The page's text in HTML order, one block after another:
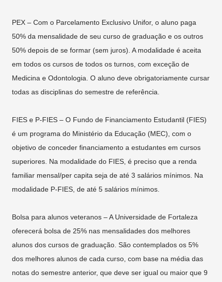
PEX – Com o Parcelamento Exclusivo Unifor, o aluno paga
50% da mensalidade de seu curso de graduação e os outros
50% depois de se formar (sem juros). A modalidade é aceita
em todos os cursos de todos os turnos, com exceção de
Medicina e Odontologia. O aluno deve obrigatoriamente cursar
todas as disciplinas do semestre de referência.
FIES e P-FIES – O Fundo de Financiamento Estudantil (FIES)
é um programa do Ministério da Educação (MEC), com o
objetivo de conceder financiamento a estudantes em cursos
superiores. Na modalidade do FIES, é preciso que a renda
familiar mensal/per capita seja de até 3 salários mínimos. Na
modalidade P-FIES, de até 5 salários mínimos.
Bolsa para alunos veteranos – A Universidade de Fortaleza
oferecerá bolsa de 25% nas mensalidades dos melhores
alunos dos cursos de graduação. São contemplados os 5%
dos melhores alunos de cada curso, com base na média das
notas do semestre anterior, que deve ser igual ou maior que 9